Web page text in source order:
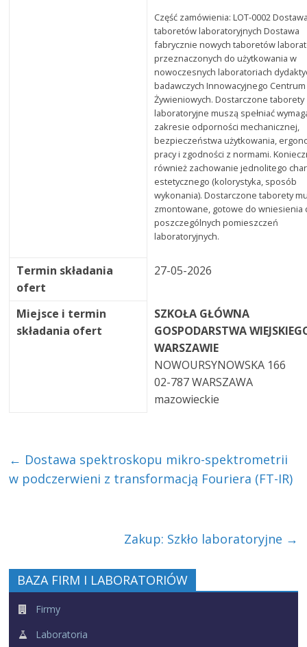
Część zamówienia: LOT-0002
taboretów laboratoryjnych Dostawa
fabrycznie nowych taboretów
przeznaczonych do użytkowania w
nowoczesnych laboratoriach
badawczych Innowacyjnego
Żywieniowych. Dostarczone taborety
laboratoryjne muszą spełniać
zakresie odporności mechanicznej,
bezpieczeństwa użytkowania,
pracy i zgodności z normami.
również zachowanie jednolitego
estetycznego (kolorystyka, sposób
wykonania). Dostarczone taborety
zmontowane, gotowe do wniesienia
poszczególnych pomieszczeń
laboratoryjnych.
Termin składania
ofert
27-05-2026
Miejsce i termin
składania ofert
SZKOŁA GŁÓWNA
GOSPODARSTWA
WARSZAWIE
NOWOURSYNOWSKA 166
02-787 WARSZAWA
mazowieckie
← Dostawa spektroskopu mikro-spektrometrii
w podczerwieni z transformacją Fouriera (FT-IR)
Zakup: Szkło laboratoryjne →
BAZA FIRM I LABORATORIÓW
Firmy
Laboratoria